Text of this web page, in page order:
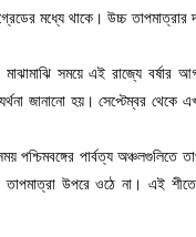
মধ্যে থাকে। উচ্চ
মাঝামাঝি সময়ে এই রাজ্যে বর্ষার
জানানো হয়। সেপ্টেম্বর থেকে
পার্বত্য অঞ্চলগুলিতে
তাপমাত্রা উপরে ওঠে না। এই